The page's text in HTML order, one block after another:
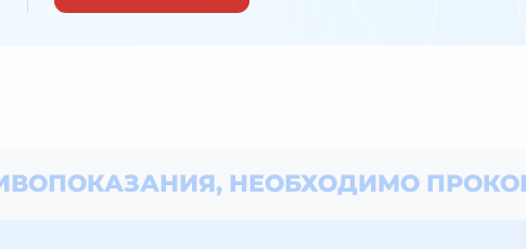
НЕОБХОДИМО